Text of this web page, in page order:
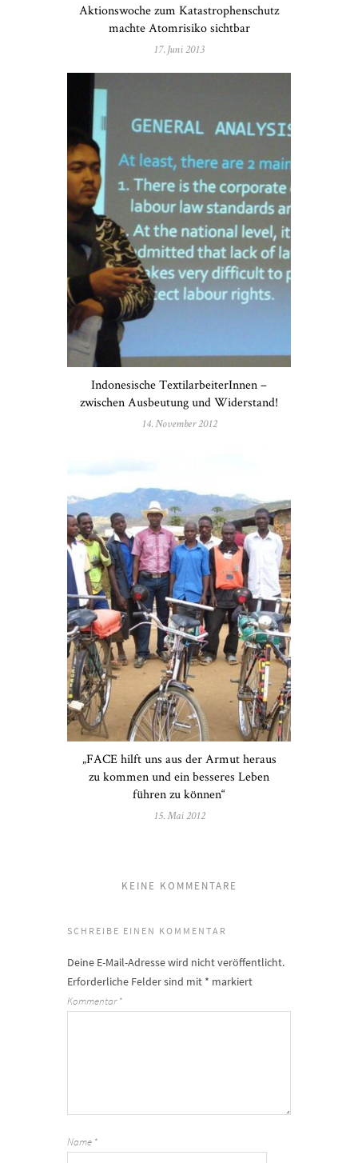
Aktionswoche zum Katastrophenschutz
machte Atomrisiko sichtbar
17. Juni 2013
Indonesische TextilarbeiterInnen –
zwischen Ausbeutung und Widerstand!
14. November 2012
„FACE hilft uns aus der Armut heraus
zu kommen und ein besseres Leben
führen zu können“
15. Mai 2012
KEINE KOMMENTARE
SCHREIBE EINEN KOMMENTAR
Deine E-Mail-Adresse wird nicht veröffentlicht.
Erforderliche Felder sind mit * markiert
Kommentar*
Name *